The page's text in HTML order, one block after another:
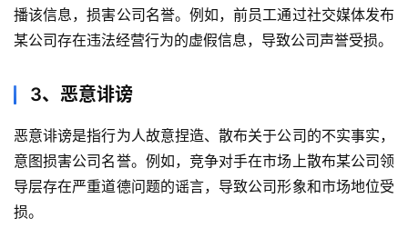
播该信息，损害公司名誉。例如，前员工通过社交媒体发布
某公司存在违法经营行为的虚假信息，导致公司声誉受损。
3、恶意诽谤
恶意诽谤是指行为人故意捏造、散布关于公司的不实事实，
意图损害公司名誉。例如，竞争对手在市场上散布某公司领
导层存在严重道德问题的谣言，导致公司形象和市场地位受
损。